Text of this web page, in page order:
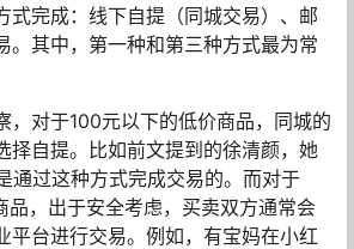
式完成：线下自提（同城交易）、邮
。其中，第一种和第三种方式最为常
，对于100元以下的低价商品，同城的
择自提。比如前文提到的徐清颜，她
通过这种方式完成交易的。而对于
品，出于安全考虑，买卖双方通常会
平台进行交易。例如，有宝妈在小红